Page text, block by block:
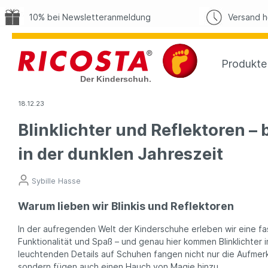
10% bei Newsletteranmeldung Versand
Produkte
Lauflernschuhe
Sneaker
Winterboots
Sandalen
Zubehör
Themenwelten
PEPINO
Waschbare
Barfußschuhe
Kinder
Wasserdichte
Über Uns
Shopfinder
Design & Qualität
Kinderfußreport 2020
Kinderfüße richtig messen
Lauflernschuhe
Schuhe binden lernen
Kinderschuhe reinigen und
pflegen
Vegane
Warme
18.12.23
Blinklichter und Reflektoren –
in der dunklen Jahreszeit
Sybille Hasse
Warum lieben wir Blinkis und Reflektoren
In der aufregenden Welt der Kinderschuhe erleben wir eine
Funktionalität und Spaß – und genau hier kommen Blinklichter
leuchtenden Details auf Schuhen fangen nicht nur die